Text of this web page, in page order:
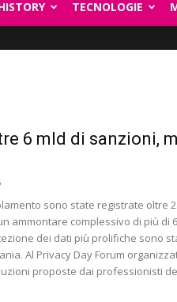
TECNOLOGIE
6 mld di sanzioni,
sono state registrate oltre
ammontare complessivo di più di
dei dati più prolifiche sono
Al Privacy Day Forum
proposte dai professionisti